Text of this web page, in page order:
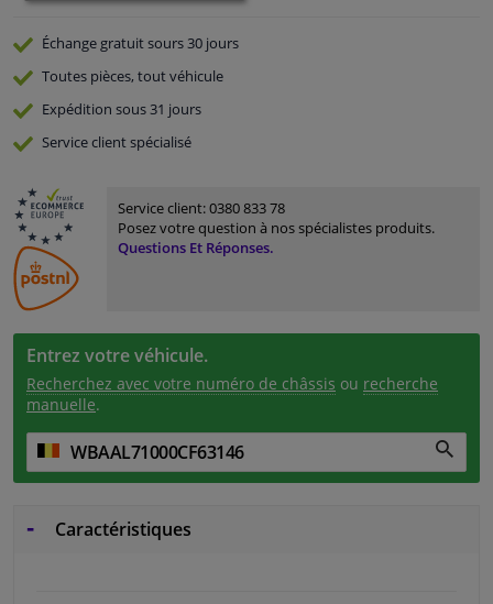
Capteurs & électronique
Échange gratuitsours 30 jours
Toutes pièces, tout véhicule
Expédition sous 31 jours
Serviceclient spécialisé
Service client:0380 833 78
Posez votre question à nos spécialistes produits.
Questions Et Réponses.
Entrez votre véhicule.
Recherchez avec votre numéro de châssis ou recherche
manuelle.
Caractéristiques